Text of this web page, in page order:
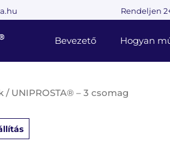
Rendeljen
Bevezető Hogyan
/ UNIPROSTA® – 3 csomag